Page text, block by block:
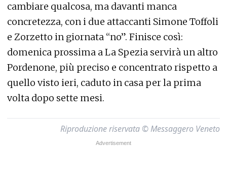
cambiare qualcosa, ma davanti manca
concretezza, con i due attaccanti Simone Toffoli
e Zorzetto in giornata “no”. Finisce così:
domenica prossima a La Spezia servirà un altro
Pordenone, più preciso e concentrato rispetto a
quello visto ieri, caduto in casa per la prima
volta dopo sette mesi.
Riproduzione riservata © Messaggero Veneto